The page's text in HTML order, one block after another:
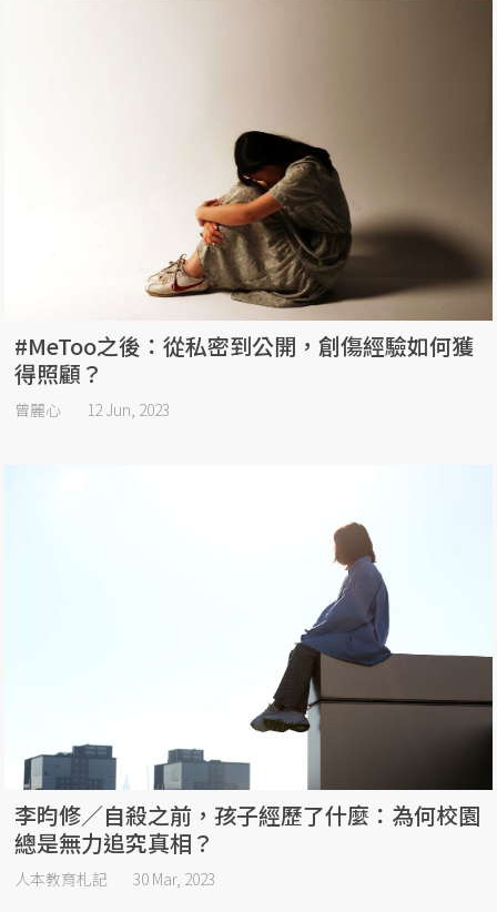
#MeToo之後：從私密到公開，創傷經驗如何獲
得照顧？
曾麗心 12 Jun, 2023
李昀修／自殺之前，孩子經歷了什麼：為何校園
總是無力追究真相？
人本教育札記 30 Mar, 2023